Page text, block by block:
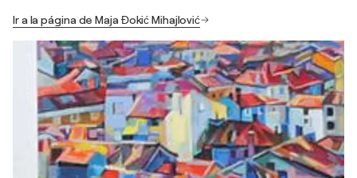
Ir a la página de Maja Đokić Mihajlović